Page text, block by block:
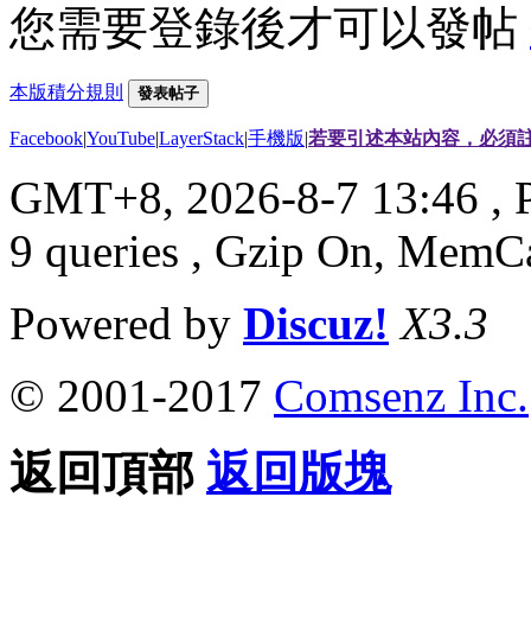
您需要登錄後才可以發帖
本版積分規則 發表帖子
Facebook|YouTube|LayerStack|手機版|若要引述本站內容，必須
GMT+8, 2026-8-7 13:46 ,
9 queries , Gzip On,
Powered by Discuz! X3.3
© 2001-2017 Comsenz Inc.
返回頂部 返回版塊